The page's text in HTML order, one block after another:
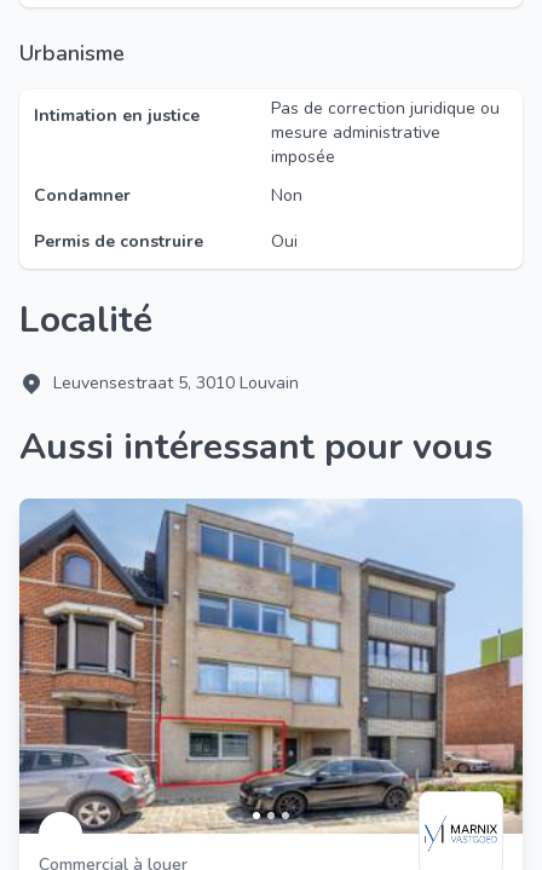
Urbanisme
Intimation en justice
Pas de correction juridique ou
mesure administrative
imposée
Condamner
Non
Permis de construire
Oui
Localité
Leuvensestraat 5, 3010 Louvain
Aussi intéressant pour vous
Commercial à louer